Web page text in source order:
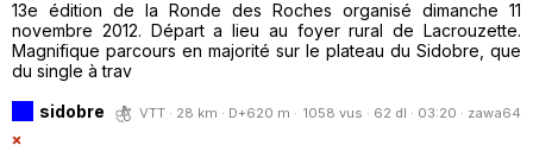
13e édition de la Ronde des Roches organisé dimanche 11
novembre 2012. Départ a lieu au foyer rural de Lacrouzette.
Magnifique parcours en majorité sur le plateau du Sidobre, que
du single à trav
sidobre
VTT · 28 km · D+620 m · 1058 vus · 62 dl · 03:20 · zawa64